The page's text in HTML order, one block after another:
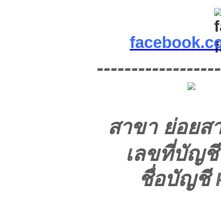
สาขา ย่อยส
เลขที่บัญ
ชื่อบัญชี